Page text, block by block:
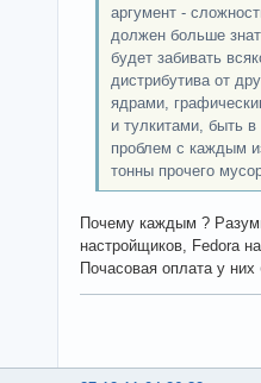
аргумент -
должен больше
будет забивать
дистрибутива от
ядрами,
и тулкитами, быть
проблем с каждым
тонны прочего
Почему каждым ?
настройщиков, Fedora
Почасовая оплата у